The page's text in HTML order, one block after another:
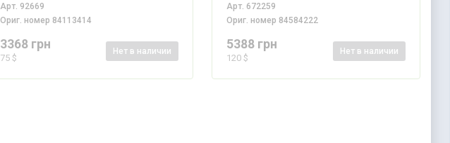
Арт. 92669
Ориг. номер 84113414
3368 грн
75 $
Нет в наличии
Арт. 672259
Ориг. номер 84584222
5388 грн
120 $
Нет в наличии